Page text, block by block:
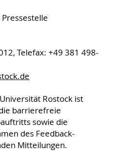
Telefax: +49 381 498-
.de
Rostock ist
barrierefreie
sowie die
des Feedback-
Mitteilungen.